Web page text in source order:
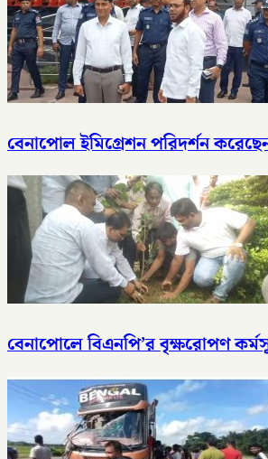
বেনাপোল ইমিগ্রেশন পরিদর্শন
বেনাপোলে বিএনপি’র বৃক্ষরোপণ